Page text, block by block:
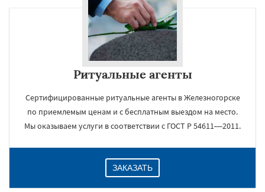
Ритуальные агенты
Сертифицированные ритуальные агенты в Железногорске
по приемлемым ценам и с бесплатным выездом на место.
Мы оказываем услуги в соответствии с ГОСТ Р 54611—2011.
ЗАКАЗАТЬ